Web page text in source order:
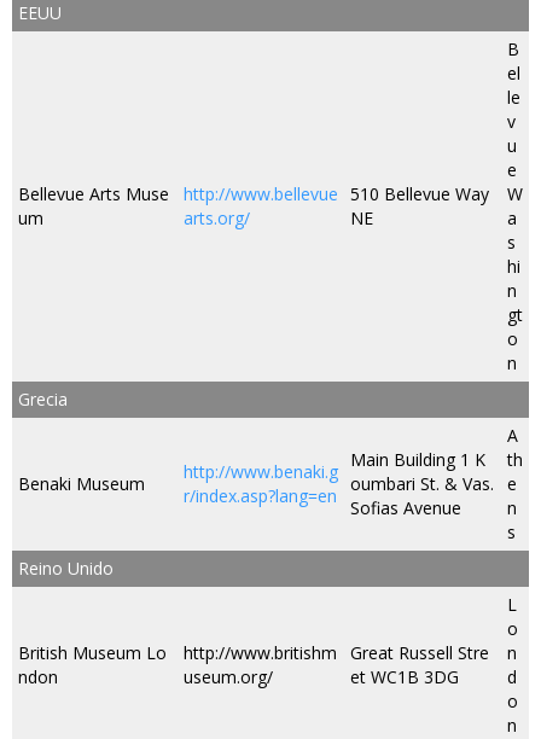
EEUU
Bellevue Arts Muse
um
http://www.bellevue
arts.org/
510 Bellevue Way
NE
B
el
le
v
u
e
W
a
s
hi
n
gt
o
n
Grecia
Benaki Museum
http://www.benaki.g
r/index.asp?lang=en
Main Building 1 K
oumbari St. & Vas.
Sofias Avenue
A
th
e
n
s
Reino Unido
British Museum Lo
ndon
http://www.britishm
useum.org/
Great Russell Stre
et WC1B 3DG
L
o
n
d
o
n